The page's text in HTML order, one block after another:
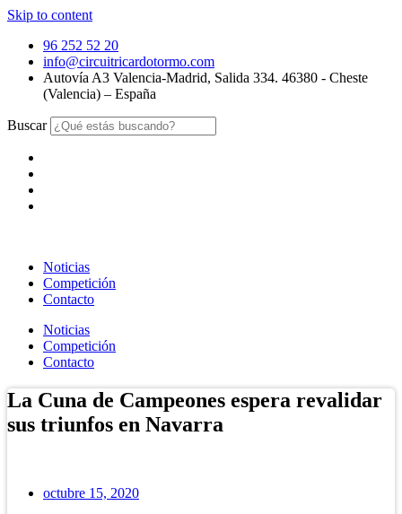
Skip to content
96 252 52 20
info@circuitricardotormo.com
Autovía A3 Valencia-Madrid, Salida 334. 46380 - Cheste
(Valencia) – España
Buscar
Noticias
Competición
Contacto
Noticias
Competición
Contacto
La Cuna de Campeones espera revalidar
sus triunfos en Navarra
octubre 15, 2020